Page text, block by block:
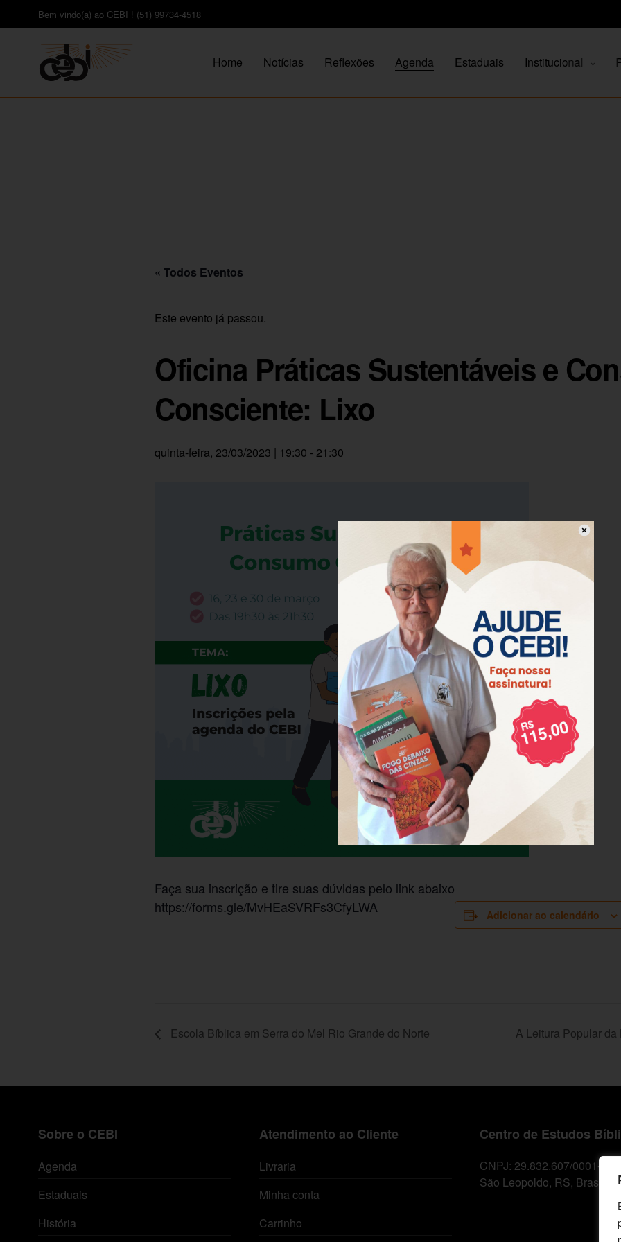
Bem vindo(a) ao CEBI ! (51) 99734-4518
Home Notícias Reflexões Agenda Estaduais Institucional
« Todos Eventos
Este evento já passou.
Oficina Práticas Sustentáveis e
Consciente: Lixo
quinta-feira, 23/03/2023 | 19:30 - 21:30
Faça sua inscrição e tire suas dúvidas pelo link abaixo
https://forms.gle/MvHEaSVRFs3CfyLWA
Adicionar ao calendário
Escola Bíblica em Serra do Mel Rio Grande do Norte A Leitura Popular
Sobre o CEBI
Agenda
Estaduais
História
Atendimento ao Cliente
Livraria
Minha conta
Carrinho
Centro de Estudos
CNPJ: 29.832.607/0001-10
São Leopoldo, RS, Brasil